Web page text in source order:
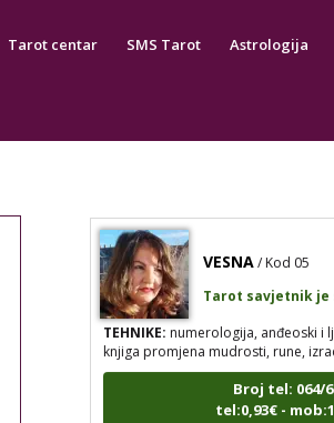
Tarot centar SMS Tarot Astrologija
numerologija, anđeoski brojevi,
tel:0,93€ -
VESNA
/ Kod 05
Tarot savjetnik je
TEHNIKE:numerologija, anđeoski i
knjiga promjena mudrosti, rune,
Broj tel: 064/
tel:0,93€ -